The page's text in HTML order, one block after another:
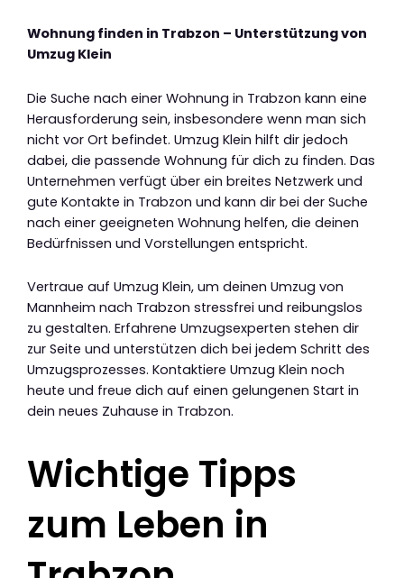
Wohnung finden in Trabzon – Unterstützung von
Umzug Klein
Die Suche nach einer Wohnung in Trabzon kann eine
Herausforderung sein, insbesondere wenn man sich
nicht vor Ort befindet. Umzug Klein hilft dir jedoch
dabei, die passende Wohnung für dich zu finden. Das
Unternehmen verfügt über ein breites Netzwerk und
gute Kontakte in Trabzon und kann dir bei der Suche
nach einer geeigneten Wohnung helfen, die deinen
Bedürfnissen und Vorstellungen entspricht.
Vertraue auf Umzug Klein, um deinen Umzug von
Mannheim nach Trabzon stressfrei und reibungslos
zu gestalten. Erfahrene Umzugsexperten stehen dir
zur Seite und unterstützen dich bei jedem Schritt des
Umzugsprozesses. Kontaktiere Umzug Klein noch
heute und freue dich auf einen gelungenen Start in
dein neues Zuhause in Trabzon.
Wichtige Tipps
zum Leben in